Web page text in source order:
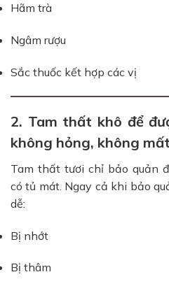
Hãm trà
Ngâm rượu
Sắc thuốc kết hợp các vị
2. Tam thất khô để
không hỏng, không
Tam thất tươi chỉ bảo quản
có tủ mát. Ngay cả khi bảo
dễ:
Bị nhớt
Bị thâm